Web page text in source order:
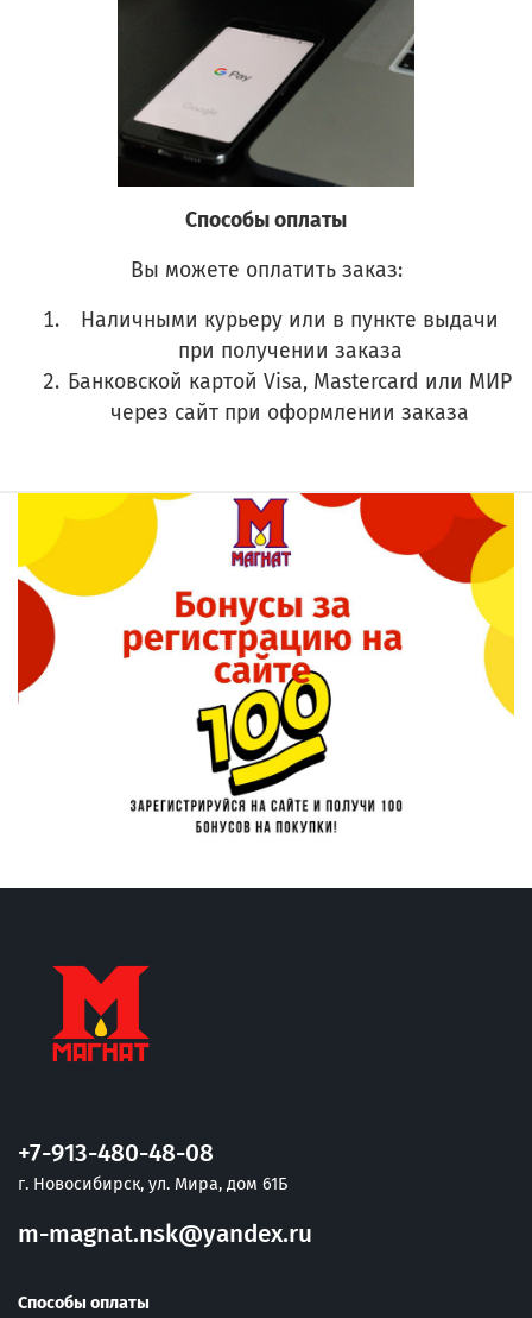
Способы оплаты
Вы можете оплатить заказ:
Наличными курьеру или в пункте выдачи
при получении заказа
Банковской картой Visa, Mastercard или МИР
через сайт при оформлении заказа
+7-913-480-48-08
г. Новосибирск, ул. Мира, дом 61Б
m-magnat.nsk@yandex.ru
Способы оплаты